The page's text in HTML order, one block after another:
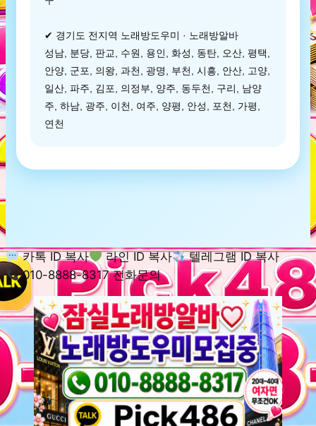
✔ 경기도 전지역 노래방도우미 · 노래방알바
성남, 분당, 판교, 수원, 용인, 화성, 동탄, 오산, 평택,
안양, 군포, 의왕, 과천, 광명, 부천, 시흥, 안산, 고양,
일산, 파주, 김포, 의정부, 양주, 동두천, 구리, 남양
주, 하남, 광주, 이천, 여주, 양평, 안성, 포천, 가평,
연천
카톡 ID 복사 라인 ID 복사
텔레그램 ID 복사
010-8888-8317 전화문의